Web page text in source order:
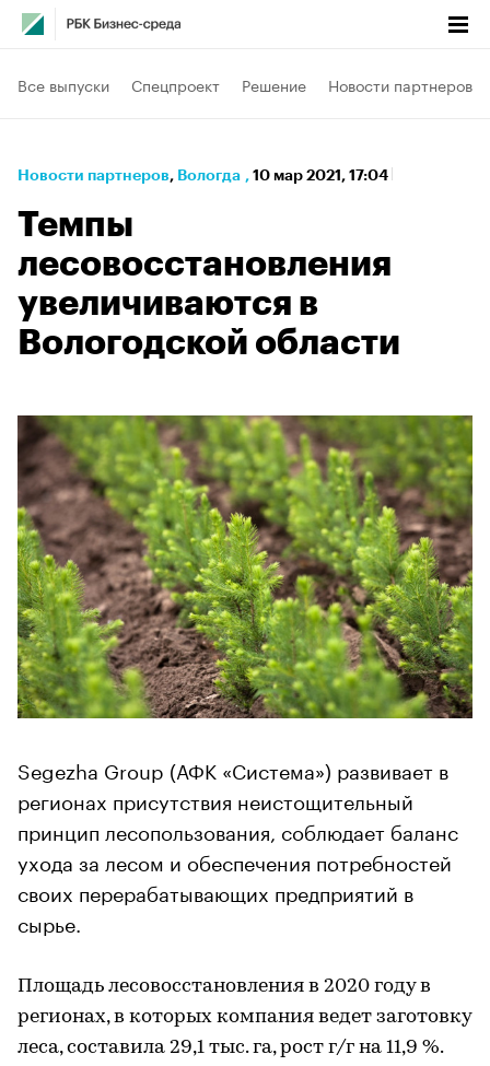
Все выпуски Спецпроект Решение Новости партнеров
Новости партнеров⁠, Вологда , 10 мар 2021, 17:04
Темпы
лесовосстановления
увеличиваются в
Вологодской области
Segezha Group (АФК «Система») развивает в
регионах присутствия неистощительный
принцип лесопользования, соблюдает баланс
ухода за лесом и обеспечения потребностей
своих перерабатывающих предприятий в
сырье.
Площадь лесовосстановления в 2020 году в
регионах, в которых компания ведет заготовку
леса, составила 29,1 тыс. га, рост г/г на 11,9 %.